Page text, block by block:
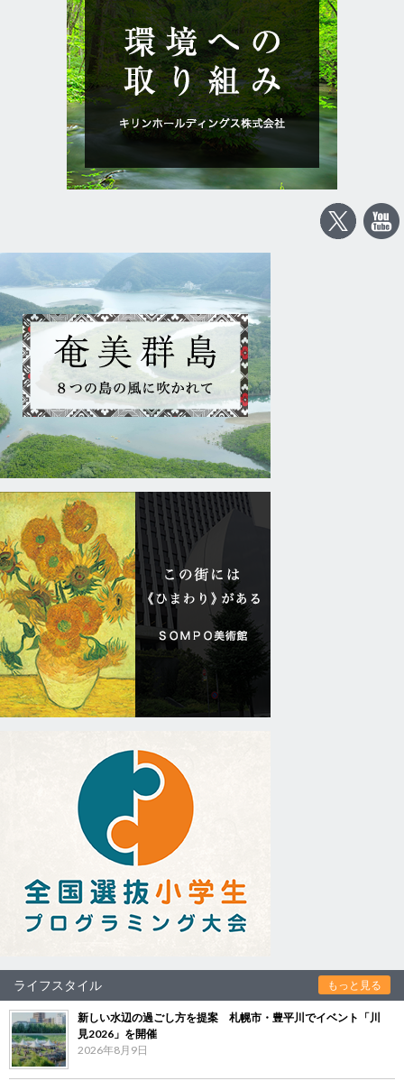
ライフスタイル もっと見る
新しい水辺の過ごし方を提案 札幌市・豊平川でイベント「川
見2026」を開催
2026年8月9日